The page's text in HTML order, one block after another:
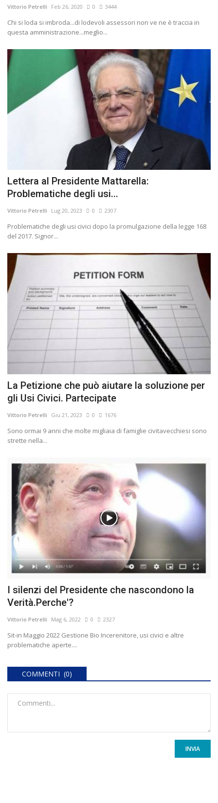
Vittorio Petrelli Feb 26, 2020 0 3444
Chi si loda si imbroda...di lodevoli assessori non ve ne è traccia in
questa amministrazione...meglio...
Lettera al Presidente Mattarella:
Problematiche degli usi...
Vittorio Petrelli Lug 20, 2023 0 2307
Problematiche degli usi civici dopo la promulgazione della legge 168
del 2017. Signor...
La Petizione che può aiutare la soluzione per
gli Usi Civici. Partecipate
Vittorio Petrelli Giu 21, 2023 0 1676
Sono ormai 9 anni che molte migliaia di famiglie civitavecchiesi sono
strette nella...
I silenzi del Presidente che nascondono la
Verità.Perche'?
Vittorio Petrelli Mag 6, 2022 0 2327
Sit-in Maggio 2022 Gestione Bio Incerenitore, usi civici e altre
problematiche aperte....
COMMENTI (0)
INVIA